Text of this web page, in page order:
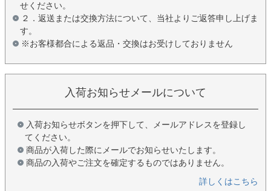
せください。
２．返送または交換方法について、当社よりご返答申し上げま
す。
※お客様都合による返品・交換はお受けしておりません
入荷お知らせメールについて
入荷お知らせボタンを押下して、メールアドレスを登録し
てください。
商品が入荷した際にメールでお知らせいたします。
商品の入荷やご注文を確定するものではありません。
詳しくはこちら